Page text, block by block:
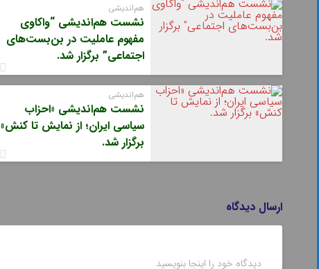
هم‌اندیشی
نشست هم‌اندیشی “واکاوی
مفهوم عاملیت در بن‌بست‌های
اجتماعی” برگزار شد.
هم‌اندیشی
نشست هم‌اندیشی «احزاب
سیاسی ایران؛ از نمایش تا کنش»
برگزار شد.
ارسال دیدگاه
دیدگاه خود را اینجا بنویسید